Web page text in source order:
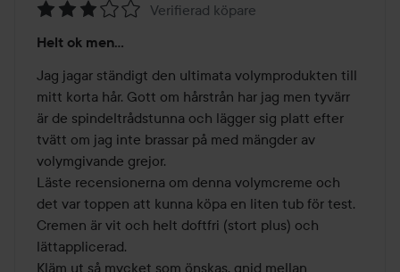
3
av
5
Verifierad köpare
Helt ok men...
Jag jagar ständigt den ultimata volymprodukten till
mitt korta hår. Gott om hårstrån har jag men tyvärr
är de spindeltrådstunna och lägger sig platt efter
tvätt om jag inte brassar på med mängder av
volymgivande grejor.
Läste recensionerna om denna volymcreme och
det var toppen att kunna köpa en liten tub för test.
Cremen är vit och helt doftfri (stort plus) och
lättapplicerad.
Kläm ut så mycket som önskas, gnid mellan